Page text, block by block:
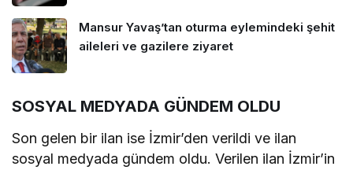
Mansur Yavaş’tan oturma eylemindeki şehit
aileleri ve gazilere ziyaret
SOSYAL MEDYADA GÜNDEM OLDU
Son gelen bir ilan ise İzmir’den verildi ve ilan
sosyal medyada gündem oldu. Verilen ilan İzmir’in